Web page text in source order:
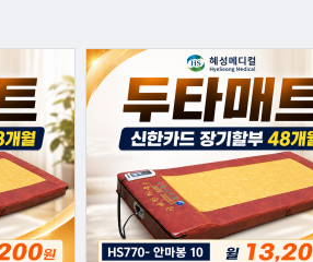
8 무주천마
자동케겔운동기구
10 토션파장기
1 금호타이어렌탈